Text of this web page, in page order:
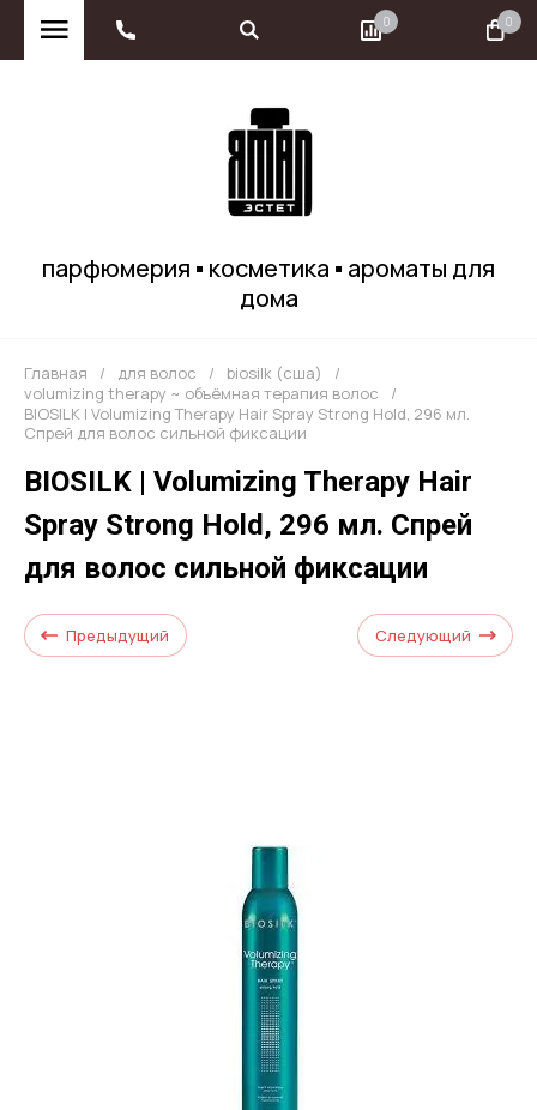
0 0
парфюмерия ▪ косметика ▪ ароматы для
дома
Главная / для волос / biosilk (сша)
/
volumizing therapy ~ объёмная терапия волос
/
BIOSILK | Volumizing Therapy Hair Spray Strong Hold, 296 мл.
Спрей для волос сильной фиксации
BIOSILK | Volumizing Therapy Hair
Spray Strong Hold, 296 мл. Спрей
для волос сильной фиксации
Предыдущий Следующий